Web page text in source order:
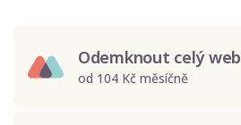
Odemknout celý web
od 104 Kč měsíčně